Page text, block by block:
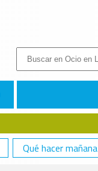
Buscar:
Qué hacer mañana